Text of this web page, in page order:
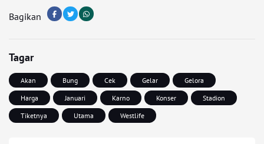
Bagikan
Tagar
Akan Bung Cek Gelar
Gelora
Harga
Januari Karno Konser
Stadion
Tiketnya
Utama Westlife